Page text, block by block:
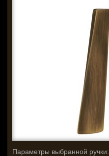
Параметры выбранной ручки: